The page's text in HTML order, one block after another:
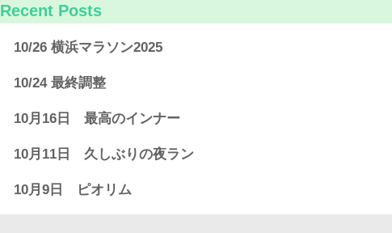
Recent Posts
10/26 横浜マラソン2025
10/24 最終調整
10月16日 最高のインナー
10月11日 久しぶりの夜ラン
10月9日 ピオリム